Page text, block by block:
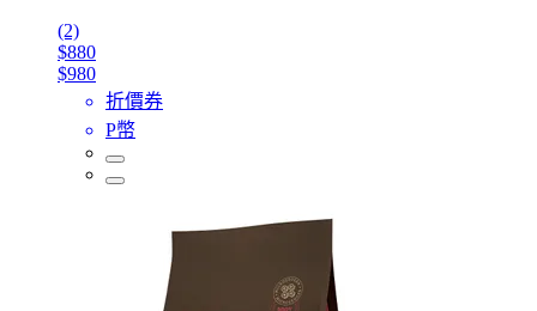
(2)
$880
$980
折價券
P幣